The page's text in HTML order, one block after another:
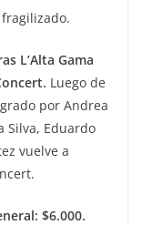
L’Alta Gama
Luego de
por Andrea
Silva, Eduardo
vuelve a
$6.000.